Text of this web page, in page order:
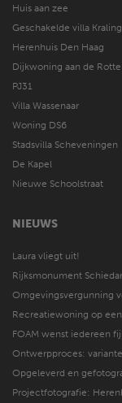
Huis aan zee
Geschakelde villa
Herenhuis Den Haag
Dijkwoning aan de Rotte
PJ31
Villa Wassenaar
Woning DS6
Stadsvilla Scheveningen
De Kapel
Nieuwe Schoolstraat
NIEUWS
Laura vliegt uit!
Rijksmonument
Omgevingsvergunning
Recreatiewoning op
FOAM wenst iedereen
Ontwerpproces:
Opgeleverd en
Projectfotografie: